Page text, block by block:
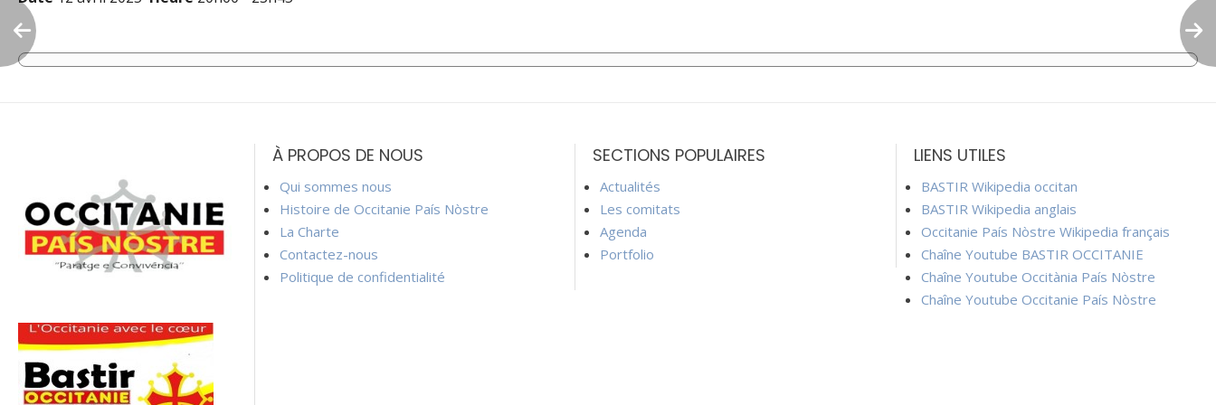
l’article
À PROPOS DE NOUS
Qui sommes nous
Histoire de Occitanie País Nòstre
La Charte
Contactez-nous
Politique de confidentialité
SECTIONS POPULAIRES
Actualités
Les comitats
Agenda
Portfolio
LIENS UTILES
BASTIR Wikipedia occitan
BASTIR Wikipedia anglais
Occitanie País Nòstre Wikipedia français
Chaîne Youtube BASTIR OCCITANIE
Chaîne Youtube Occitània País Nòstre
Chaîne Youtube Occitanie País Nòstre